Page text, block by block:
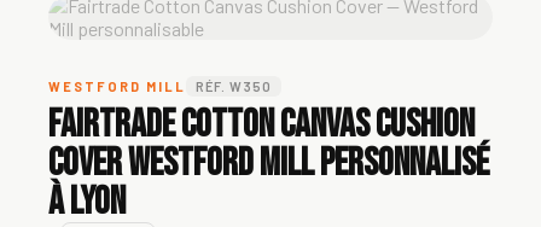
WESTFORD MILL RÉF. W350
Fairtrade Cotton Canvas Cushion
Cover Westford Mill personnalisé
à Lyon